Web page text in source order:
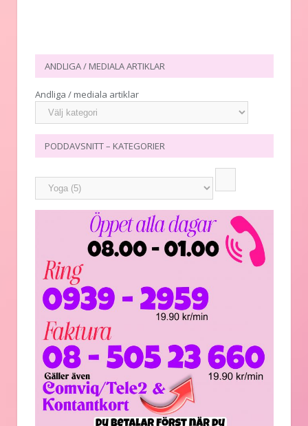
ANDLIGA / MEDIALA ARTIKLAR
Andliga / mediala artiklar
PODDAVSNITT – KATEGORIER